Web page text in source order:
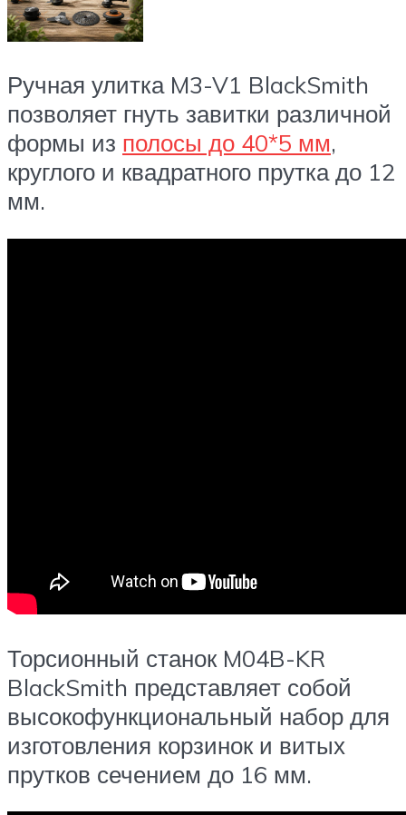
Ручная улитка M3-V1 BlackSmith
позволяет гнуть завитки различной
формы из полосы до 40*5 мм,
круглого и квадратного прутка до 12
мм.
Торсионный станок M04B-KR
BlackSmith представляет собой
высокофункциональный набор для
изготовления корзинок и витых
прутков сечением до 16 мм.